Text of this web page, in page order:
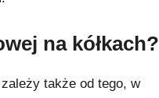
na kółkach?
także od tego, w